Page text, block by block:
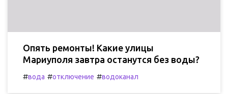
Опять ремонты! Какие улицы
Мариуполя завтра останутся без воды?
#вода #отключение #водоканал